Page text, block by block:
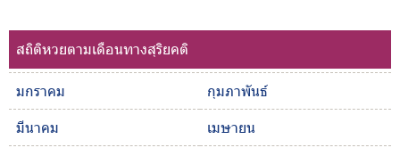
สถิติหวยตามเดือนทางสุริยคติ
มกราคม
กุมภาพันธ์
มีนาคม
เมษายน